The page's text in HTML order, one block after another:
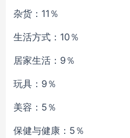
杂货：11％
生活方式：10％
居家生活：9％
玩具：9％
美容：5％
保健与健康：5％